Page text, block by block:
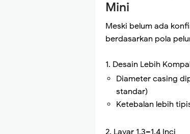
Mini
Meski belum ada
berdasarkan pola
1. Desain Lebih
Diameter casing
standar)
Ketebalan lebih
2. Layar 1,3–1,4 Inci